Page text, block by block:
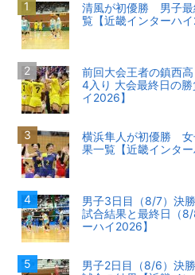
清風が初優勝 男子最
覧【近畿インターハイ
前回大会王者の鎮西
4入り 大会最終日の
イ2026】
横浜隼人が初優勝 女
果一覧【近畿インター
男子3日目（8/7）決
試合結果と最終日（
ーハイ2026】
男子2日目（8/6）決